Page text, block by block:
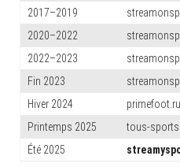
2017–2019
2020–2022
2022–2023
Fin 2023
Hiver 2024
primefoot.ru
Printemps 2025
tous-
Été 2025